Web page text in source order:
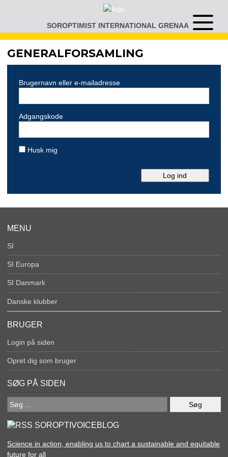
SOROPTIMIST INTERNATIONAL GRENAA Åben
eller
luk
GENERALFORSAMLING
Brugernavn eller e-mailadresse
Adgangskode
Husk mig
MENU
SI
SI Europa
SI Danmark
Danske klubber
BRUGER
Login på siden
Opret dig som bruger
SØG PÅ SIDEN
Søg
efter:
SOROPTIVOICEBLOG
Science in action, enabling us to chart a sustainable and equitable
future for all